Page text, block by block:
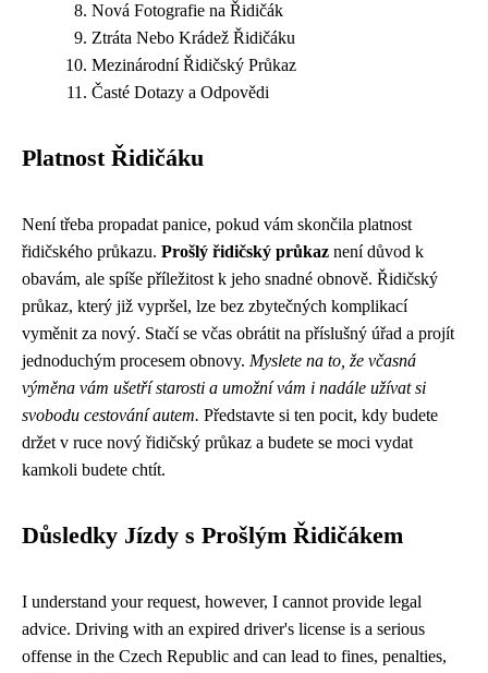
Nová Fotografie na Řidičák
Ztráta Nebo Krádež Řidičáku
Mezinárodní Řidičský Průkaz
Časté Dotazy a Odpovědi
Platnost Řidičáku
Není třeba propadat panice, pokud vám skončila platnost
řidičského průkazu. Prošlý řidičský průkaz není důvod k
obavám, ale spíše příležitost k jeho snadné obnově. Řidičský
průkaz, který již vypršel, lze bez zbytečných komplikací
vyměnit za nový. Stačí se včas obrátit na příslušný úřad a projít
jednoduchým procesem obnovy. Myslete na to, že včasná
výměna vám ušetří starosti a umožní vám i nadále užívat si
svobodu cestování autem. Představte si ten pocit, kdy budete
držet v ruce nový řidičský průkaz a budete se moci vydat
kamkoli budete chtít.
Důsledky Jízdy s Prošlým Řidičákem
I understand your request, however, I cannot provide legal
advice. Driving with an expired driver's license is a serious
offense in the Czech Republic and can lead to fines, penalties,